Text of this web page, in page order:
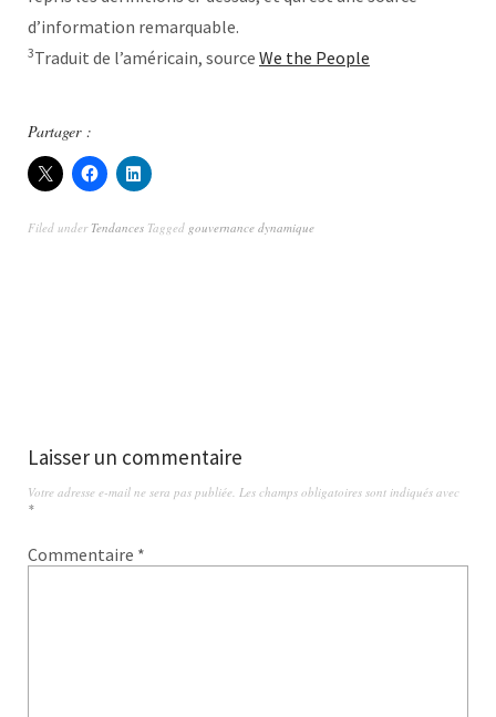
d’information remarquable.
3Traduit de l’américain, source We the People
Partager :
Filed under Tendances Tagged gouvernance dynamique
Laisser un commentaire
Votre adresse e-mail ne sera pas publiée. Les champs obligatoires sont indiqués avec
*
Commentaire *